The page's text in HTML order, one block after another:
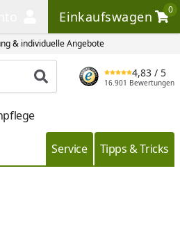
& individuelle Angebote
Einkaufswagen
0
Einkaufswagen
Produkt suchen
4,83 / 5
16.901 Bewertungen
Service Tipps & Tricks